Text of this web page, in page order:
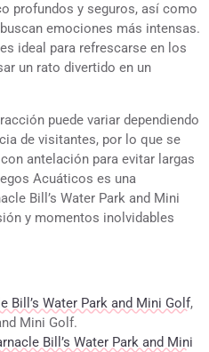
profundos y seguros, así como
emociones más intensas.
ideal para refrescarse en los
un rato divertido en un
puede variar dependiendo
de visitantes, por lo que se
antelación para evitar largas
Acuáticos es una
Bill’s Water Park and Mini
y momentos inolvidables
Bill’s Water Park and Mini Golf,
Mini Golf.
Bill’s Water Park and Mini